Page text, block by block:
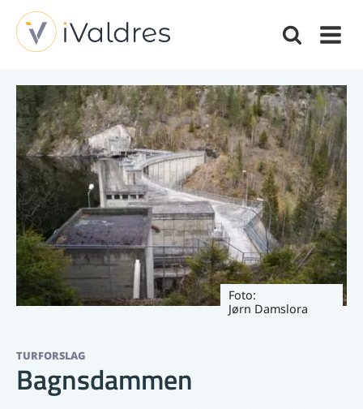
Foto:
Jørn Damslora
TURFORSLAG
Bagnsdammen